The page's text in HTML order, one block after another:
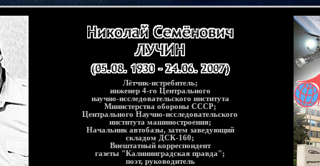
Лётчик-истребитель;
инженер 4-го Центрального
научно-исследовательского института
Министерства обороны СССР;
Центрального Научно-исследовательского
института машиностроения;
Начальник автобазы, затем заведующий
складом ДСК-160;
Внештатный корреспондент
газеты "Калининградская правда";
поэт, руководитель